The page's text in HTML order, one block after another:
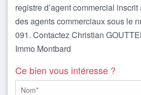
registre d’agent commercial
des agents commerciaux sous le
091. Contactez Christian
Immo Montbard
Ce bien vous intéresse ?